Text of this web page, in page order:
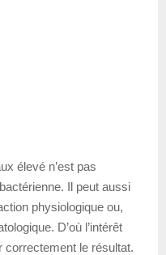
élevé n’est pas
Il peut aussi
physiologique ou,
D’où l’intérêt
correctement le résultat.